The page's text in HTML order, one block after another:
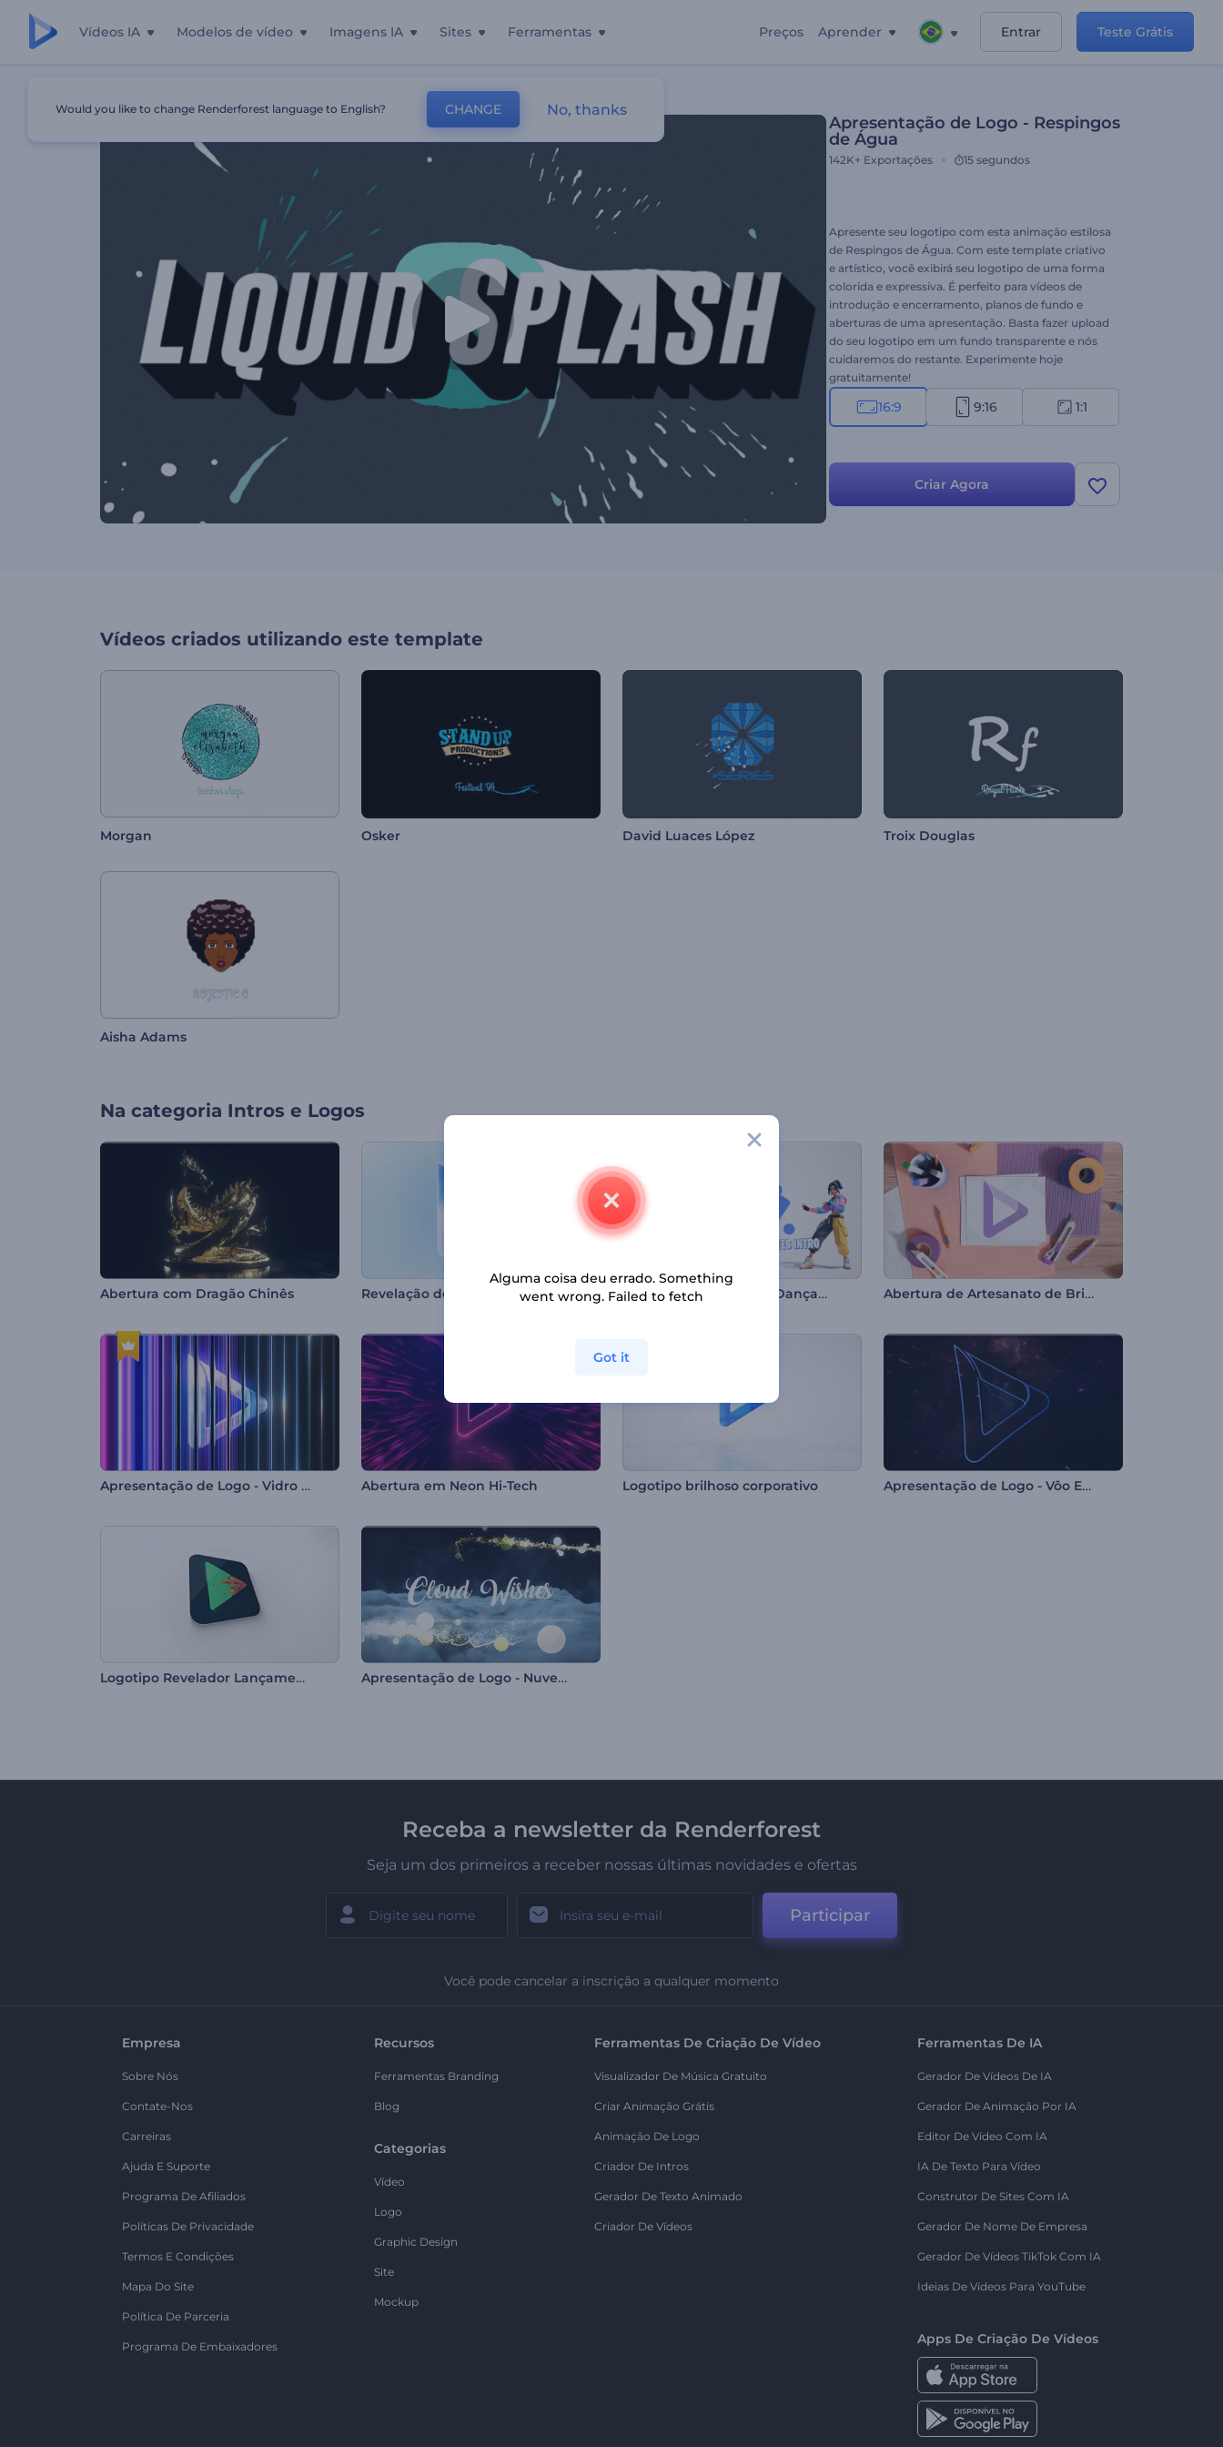
Vídeos IA Modelos de vídeo Imagens IA Sites Ferramentas Preços Aprender Entrar Teste Grátis
Apresentação De Logo - Respingos De Água
Apresentação de Logo - Respingos
de Água
142K+ Exportações 15 segundos
Apresente seu logotipo com esta animação estilosa
de Respingos de Água. Com este template criativo
e artístico, você exibirá seu logotipo de uma forma
colorida e expressiva. É perfeito para vídeos de
introdução e encerramento, planos de fundo e
aberturas de uma apresentação. Basta fazer upload
do seu logotipo em um fundo transparente e nós
cuidaremos do restante. Experimente hoje
gratuitamente!
16:9 9:16 1:1
Criar Agora
Vídeos criados utilizando este template
Morgan Osker David Luaces López Troix Douglas
Aisha Adams
Na categoria Intros e Logos
Abertura com Dragão Chinês Revelação de Logo Brilhante Minimalista Introdução de Emotes Dançantes do Fortnite Abertura de Artesanato de Bricolagem
Apresentação de Logo - Vidro Iridescente Abertura em Neon Hi-Tech Logotipo brilhoso corporativo Apresentação de Logo - Vôo Estelar Vibrante
Logotipo Revelador Lançamento Apresentação de Logo - Nuvens de Desejos
Receba a newsletter da Renderforest
Seja um dos primeiros a receber nossas últimas novidades e ofertas
Participar
Você pode cancelar a inscrição a qualquer momento
Empresa
Sobre Nós
Contate-Nos
Carreiras
Ajuda E Suporte
Programa De Afiliados
Políticas De Privacidade
Termos E Condições
Mapa Do Site
Política De Parceria
Programa De Embaixadores
Recursos
Ferramentas Branding
Blog
Categorias
Vídeo
Logo
Graphic Design
Site
Mockup
Ferramentas De Criação De Vídeo
Visualizador De Música Gratuito
Criar Animação Grátis
Animação De Logo
Criador De Intros
Gerador De Texto Animado
Criador De Vídeos
Ferramentas De IA
Gerador De Vídeos De IA
Gerador De Animação Por IA
Editor De Vídeo Com IA
IA De Texto Para Vídeo
Construtor De Sites Com IA
Gerador De Nome De Empresa
Gerador De Vídeos TikTok Com IA
Ideias De Vídeos Para YouTube
Apps De Criação De Vídeos
Would you like to change Renderforest language to English? CHANGE No, thanks
Alguma coisa deu errado. Something
went wrong. Failed to fetch
Got it